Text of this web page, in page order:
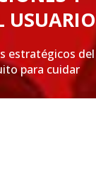
USUARIO
estratégicos del
para cuidar